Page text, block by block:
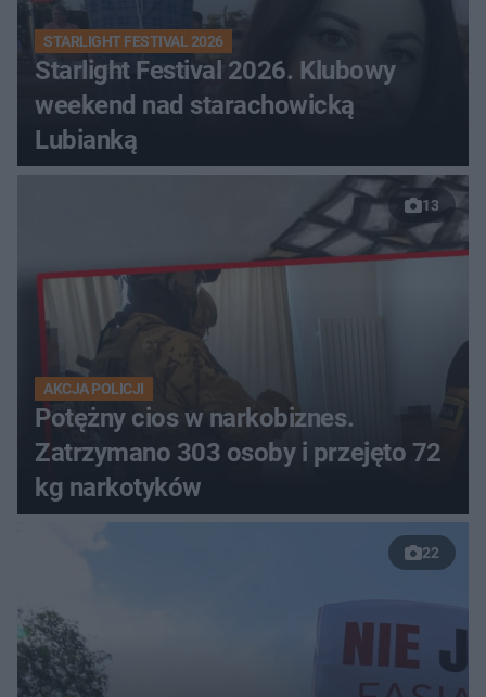
STARLIGHT FESTIVAL 2026
Starlight Festival 2026. Klubowy
weekend nad starachowicką
Lubianką
13
AKCJA POLICJI
Potężny cios w narkobiznes.
Zatrzymano 303 osoby i przejęto 72
kg narkotyków
22